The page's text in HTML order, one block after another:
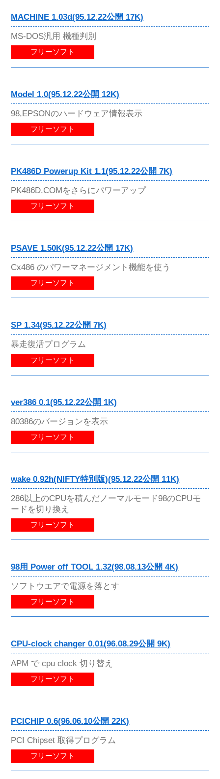
MACHINE 1.03d(95.12.22公開 17K)
MS-DOS汎用 機種判別
フリーソフト
Model 1.0(95.12.22公開 12K)
98,EPSONのハードウェア情報表示
フリーソフト
PK486D Powerup Kit 1.1(95.12.22公開 7K)
PK486D.COMをさらにパワーアップ
フリーソフト
PSAVE 1.50K(95.12.22公開 17K)
Cx486 のパワーマネージメント機能を使う
フリーソフト
SP 1.34(95.12.22公開 7K)
暴走復活プログラム
フリーソフト
ver386 0.1(95.12.22公開 1K)
80386のバージョンを表示
フリーソフト
wake 0.92h(NIFTY特別版)(95.12.22公開 11K)
286以上のCPUを積んだノーマルモード98のCPUモ
ードを切り換え
フリーソフト
98用 Power off TOOL 1.32(98.08.13公開 4K)
ソフトウエアで電源を落とす
フリーソフト
CPU-clock changer 0.01(96.08.29公開 9K)
APM で cpu clock 切り替え
フリーソフト
PCICHIP 0.6(96.06.10公開 22K)
PCI Chipset 取得プログラム
フリーソフト